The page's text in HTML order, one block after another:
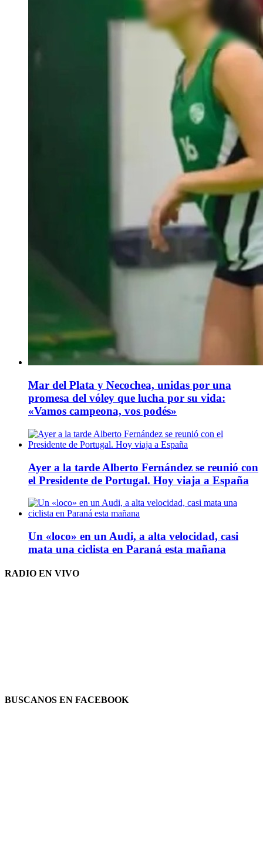
Mar del Plata y Necochea, unidas por una
promesa del vóley que lucha por su vida:
«Vamos campeona, vos podés»
Ayer a la tarde Alberto Fernández se reunió con
el Presidente de Portugal. Hoy viaja a España
Un «loco» en un Audi, a alta velocidad, casi
mata una ciclista en Paraná esta mañana
RADIO EN VIVO
BUSCANOS EN FACEBOOK